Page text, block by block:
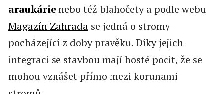
araukárienebo též blahočety a podle webu
Magazín Zahradase jedná o stromy
pocházející z doby pravěku. Díky jejich
integraci se stavbou mají hosté pocit, že se
mohou vznášet přímo mezi korunami